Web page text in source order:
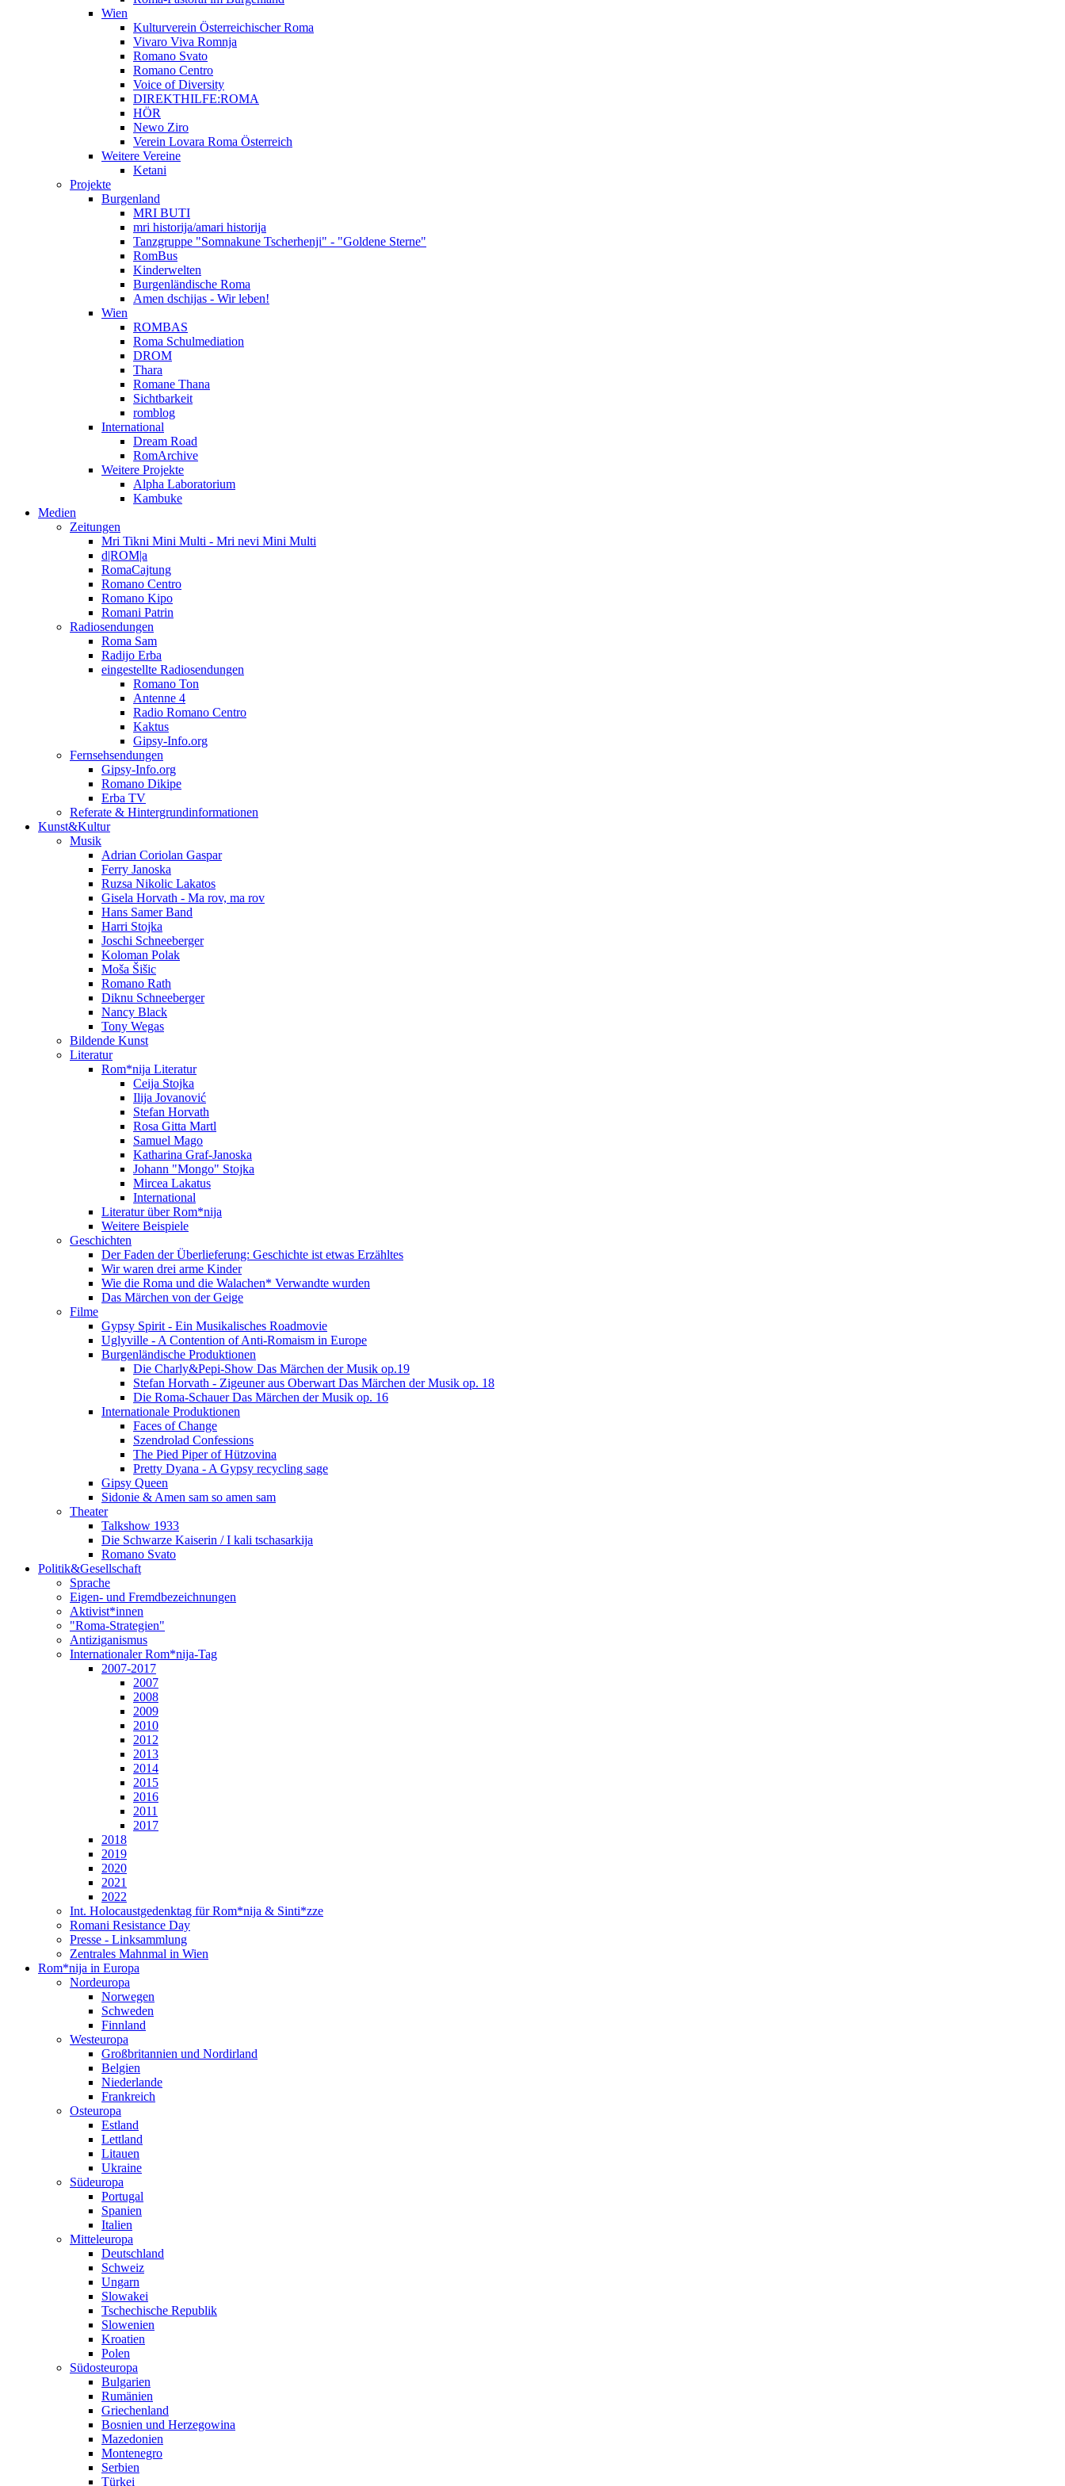
Wien
Kulturverein Österreichischer Roma
Vivaro Viva Romnja
Romano Svato
Romano Centro
Voice of Diversity
DIREKTHILFE:ROMA
HÖR
Newo Ziro
Verein Lovara Roma Österreich
Weitere Vereine
Ketani
Projekte
Burgenland
MRI BUTI
mri historija/amari historija
Tanzgruppe "Somnakune Tscherhenji" - "Goldene Sterne"
RomBus
Kinderwelten
Burgenländische Roma
Amen dschijas - Wir leben!
Wien
ROMBAS
Roma Schulmediation
DROM
Thara
Romane Thana
Sichtbarkeit
romblog
International
Dream Road
RomArchive
Weitere Projekte
Alpha Laboratorium
Kambuke
Medien
Zeitungen
Mri Tikni Mini Multi - Mri nevi Mini Multi
d|ROM|a
RomaCajtung
Romano Centro
Romano Kipo
Romani Patrin
Radiosendungen
Roma Sam
Radijo Erba
eingestellte Radiosendungen
Romano Ton
Antenne 4
Radio Romano Centro
Kaktus
Gipsy-Info.org
Fernsehsendungen
Gipsy-Info.org
Romano Dikipe
Erba TV
Referate & Hintergrundinformationen
Kunst&Kultur
Musik
Adrian Coriolan Gaspar
Ferry Janoska
Ruzsa Nikolic Lakatos
Gisela Horvath - Ma rov, ma rov
Hans Samer Band
Harri Stojka
Joschi Schneeberger
Koloman Polak
Moša Šišic
Romano Rath
Diknu Schneeberger
Nancy Black
Tony Wegas
Bildende Kunst
Literatur
Rom*nija Literatur
Ceija Stojka
Ilija Jovanović
Stefan Horvath
Rosa Gitta Martl
Samuel Mago
Katharina Graf-Janoska
Johann "Mongo" Stojka
Mircea Lakatus
International
Literatur über Rom*nija
Weitere Beispiele
Geschichten
Der Faden der Überlieferung: Geschichte ist etwas Erzähltes
Wir waren drei arme Kinder
Wie die Roma und die Walachen* Verwandte wurden
Das Märchen von der Geige
Filme
Gypsy Spirit - Ein Musikalisches Roadmovie
Uglyville - A Contention of Anti-Romaism in Europe
Burgenländische Produktionen
Die Charly&Pepi-Show Das Märchen der Musik op.19
Stefan Horvath - Zigeuner aus Oberwart Das Märchen der Musik op. 18
Die Roma-Schauer Das Märchen der Musik op. 16
Internationale Produktionen
Faces of Change
Szendrolad Confessions
The Pied Piper of Hützovina
Pretty Dyana - A Gypsy recycling sage
Gipsy Queen
Sidonie & Amen sam so amen sam
Theater
Talkshow 1933
Die Schwarze Kaiserin / I kali tschasarkija
Romano Svato
Politik&Gesellschaft
Sprache
Eigen- und Fremdbezeichnungen
Aktivist*innen
"Roma-Strategien"
Antiziganismus
Internationaler Rom*nija-Tag
2007-2017
2007
2008
2009
2010
2012
2013
2014
2015
2016
2011
2017
2018
2019
2020
2021
2022
Int. Holocaustgedenktag für Rom*nija & Sinti*zze
Romani Resistance Day
Presse - Linksammlung
Zentrales Mahnmal in Wien
Rom*nija in Europa
Nordeuropa
Norwegen
Schweden
Finnland
Westeuropa
Großbritannien und Nordirland
Belgien
Niederlande
Frankreich
Osteuropa
Estland
Lettland
Litauen
Ukraine
Südeuropa
Portugal
Spanien
Italien
Mitteleuropa
Deutschland
Schweiz
Ungarn
Slowakei
Tschechische Republik
Slowenien
Kroatien
Polen
Südosteuropa
Bulgarien
Rumänien
Griechenland
Bosnien und Herzegowina
Mazedonien
Montenegro
Serbien
Türkei